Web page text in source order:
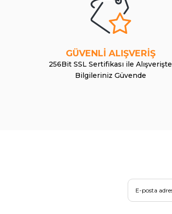
GÜVENLİ ALIŞVERİŞ
256Bit SSL Sertifikası ile Alışverişte
Bilgileriniz Güvende